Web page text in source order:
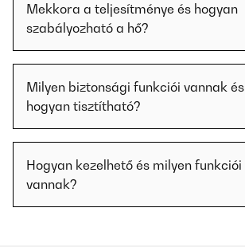
Mekkora a teljesítménye és hogyan
szabályozható a hő?
Milyen biztonsági funkciói vannak és
hogyan tisztítható?
Hogyan kezelhető és milyen funkciói
vannak?